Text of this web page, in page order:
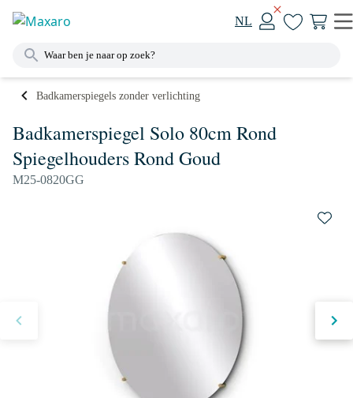
NL
Badkamerspiegels zonder verlichting
Badkamerspiegel Solo 80cm Rond
Spiegelhouders Rond Goud
M25-0820GG